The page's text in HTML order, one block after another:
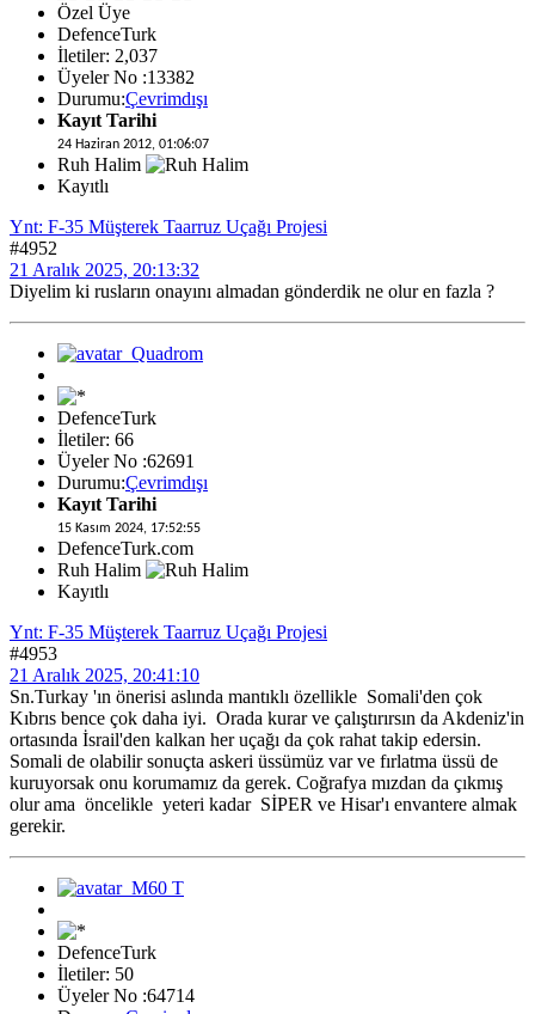
Özel Üye
DefenceTurk
İletiler: 2,037
Üyeler No :13382
Durumu:Çevrimdışı
Kayıt Tarihi
24 Haziran 2012, 01:06:07
Ruh Halim
Kayıtlı
Ynt: F-35 Müşterek Taarruz Uçağı Projesi
#4952
21 Aralık 2025, 20:13:32
Diyelim ki rusların onayını almadan gönderdik ne olur en fazla ?
DefenceTurk
İletiler: 66
Üyeler No :62691
Durumu:Çevrimdışı
Kayıt Tarihi
15 Kasım 2024, 17:52:55
DefenceTurk.com
Ruh Halim
Kayıtlı
Ynt: F-35 Müşterek Taarruz Uçağı Projesi
#4953
21 Aralık 2025, 20:41:10
Sn.Turkay 'ın önerisi aslında mantıklı özellikle Somali'den çok
Kıbrıs bence çok daha iyi. Orada kurar ve çalıştırırsın da Akdeniz'in
ortasında İsrail'den kalkan her uçağı da çok rahat takip edersin.
Somali de olabilir sonuçta askeri üssümüz var ve fırlatma üssü de
kuruyorsak onu korumamız da gerek. Coğrafya mızdan da çıkmış
olur ama öncelikle yeteri kadar SİPER ve Hisar'ı envantere almak
gerekir.
DefenceTurk
İletiler: 50
Üyeler No :64714